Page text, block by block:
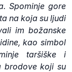
Spominje gore
na koja su ljudi
im božanske
kao simbol
taršiške i
brodove koji su